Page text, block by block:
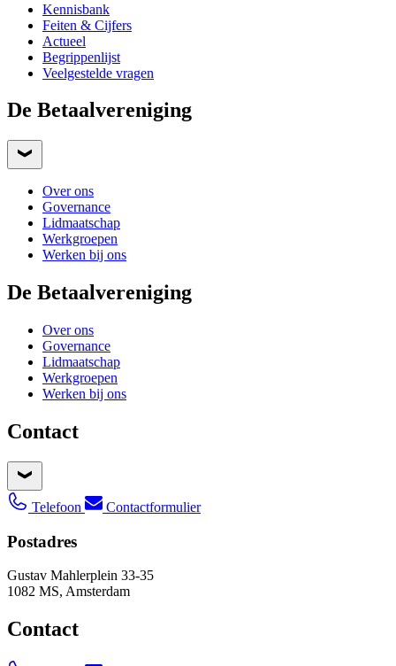
Kennisbank
Feiten & Cijfers
Actueel
Begrippenlijst
Veelgestelde vragen
De Betaalvereniging
Over ons
Governance
Lidmaatschap
Werkgroepen
Werken bij ons
De Betaalvereniging
Over ons
Governance
Lidmaatschap
Werkgroepen
Werken bij ons
Contact
Telefoon Contactformulier
Postadres
Gustav Mahlerplein 33-35
1082 MS, Amsterdam
Contact